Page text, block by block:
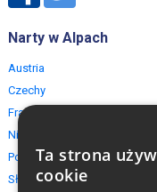
Narty w Alpach
Austria
Czechy
Francja
Niemcy
Polska
Słowacja
Ta strona
cookie